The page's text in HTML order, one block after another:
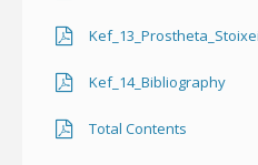
Kef_14_Bibliography
Total Contents